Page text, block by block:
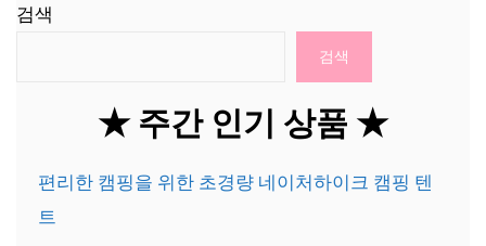
검색
검색
★ 주간 인기 상품 ★
편리한 캠핑을 위한 초경량 네이처하이크 캠핑 텐
트